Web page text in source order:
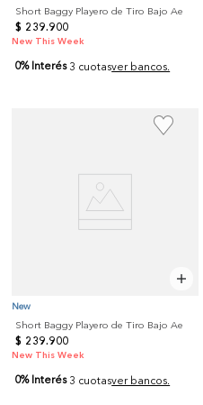
Short Baggy Playero de Tiro Bajo Ae
$ 239.900
New This Week
0% Interés 3 cuotasver bancos.
New
Short Baggy Playero de Tiro Bajo Ae
$ 239.900
New This Week
0% Interés 3 cuotasver bancos.